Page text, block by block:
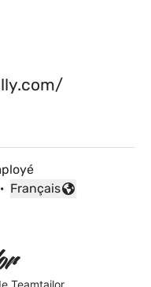
·
Changer la langue
Français
Teamtailor